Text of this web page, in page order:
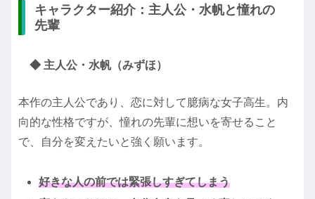
キャラクター紹介：主人公・水帆と憧れの
先輩
◆ 主人公・水帆（みずほ）
本作の主人公であり、恋に対して臆病な女子高生。内
向的な性格ですが、憧れの先輩に想いを寄せること
で、自分を変えたいと強く願います。
好きな人の前では緊張しすぎてしまう